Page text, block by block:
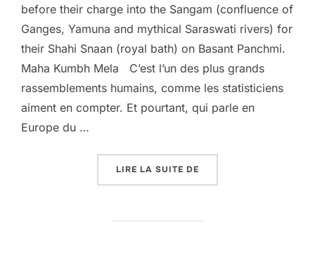
before their charge into the Sangam (confluence of
Ganges, Yamuna and mythical Saraswati rivers) for
their Shahi Snaan (royal bath) on Basant Panchmi.
Maha Kumbh Mela C’est l’un des plus grands
rassemblements humains, comme les statisticiens
aiment en compter. Et pourtant, qui parle en
Europe du …
LIRE LA SUITE DE